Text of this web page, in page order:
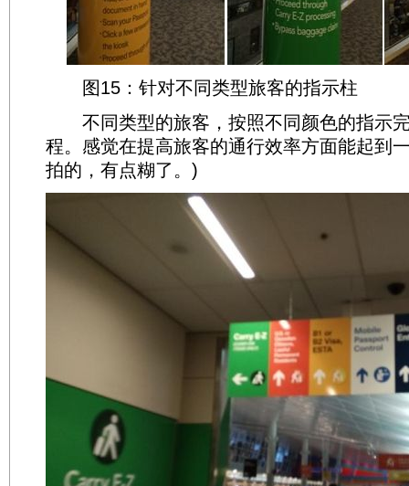
图15：针对不同类型旅客的指示柱
不同类型的旅客，按照不同颜色的指示
程。感觉在提高旅客的通行效率方面能起到
拍的，有点糊了。)